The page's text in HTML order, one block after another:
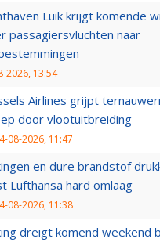
Luik krijgt komende
passagiersvluchten naar
2026, 13:54
Airlines grijpt
door vlootuitbreiding
08-2026, 11:47
en dure brandstof
Lufthansa hard omlaag
08-2026, 11:38
dreigt komend weekend